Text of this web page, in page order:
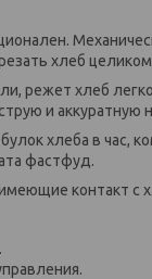
хлеб
режет хлеб
и аккуратную
хлеба в
фастфуд.
контакт